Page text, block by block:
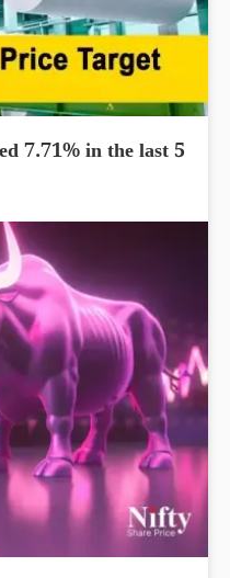
7.71% in the last 5